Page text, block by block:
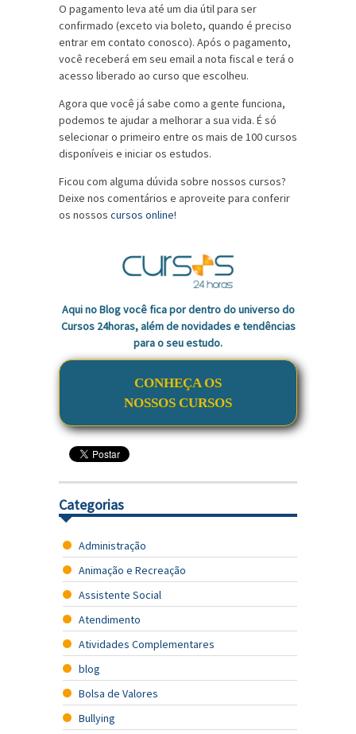
O pagamento leva até um dia útil para ser
confirmado (exceto via boleto, quando é preciso
entrar em contato conosco). Após o pagamento,
você receberá em seu email a nota fiscal e terá o
acesso liberado ao curso que escolheu.
Agora que você já sabe como a gente funciona,
podemos te ajudar a melhorar a sua vida. É só
selecionar o primeiro entre os mais de 100 cursos
disponíveis e iniciar os estudos.
Ficou com alguma dúvida sobre nossos cursos?
Deixe nos comentários e aproveite para conferir
os nossos cursos online!
Aqui no Blog você fica por dentro do universo do
Cursos 24horas, além de novidades e tendências
para o seu estudo.
CONHEÇA OS
NOSSOS CURSOS
Categorias
Administração
Animação e Recreação
Assistente Social
Atendimento
Atividades Complementares
blog
Bolsa de Valores
Bullying